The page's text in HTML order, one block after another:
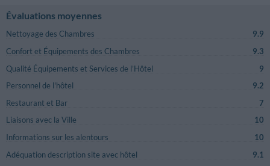
Évaluations moyennes
Nettoyage des Chambres
9.9
Confort et Équipements des Chambres
9.3
Qualité Équipements et Services de l’Hôtel
9
Personnel de l'hôtel
9.2
Restaurant et Bar
7
Liaisons avec la Ville
10
Informations sur les alentours
10
Adéquation description site avec hôtel
9.1